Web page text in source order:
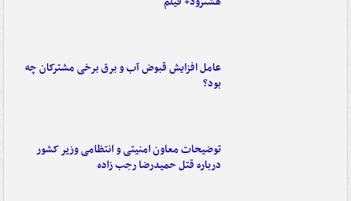
عامل افزایش قبوض آب و برق برخی مشترکان چه
بود؟
توضیحات معاون امنیتی و انتظامی وزیر کشور
درباره قتل حمیدرضا رجب زاده